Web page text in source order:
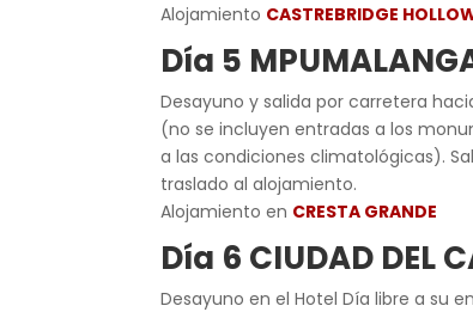
Alojamiento CASTREBRIDGE
Día 5
Desayuno y salida por carretera
(no se incluyen entradas a los
a las condiciones climatológicas).
traslado al alojamiento.
Alojamiento en CRESTA GRANDE
Día 6 CIUDAD DEL
Desayuno en el Hotel Día libre a su